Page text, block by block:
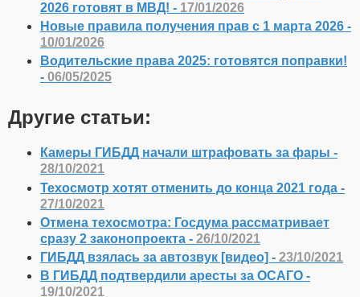
2026 готовят в МВД! - 17/01/2026
Новые правила получения прав с 1 марта 2026 -
10/01/2026
Водительские права 2025: готовятся поправки!
- 06/05/2025
Другие статьи:
Камеры ГИБДД начали штрафовать за фары -
28/10/2021
Техосмотр хотят отменить до конца 2021 года -
27/10/2021
Отмена техосмотра: Госдума рассматривает
сразу 2 законопроекта - 26/10/2021
ГИБДД взялась за автозвук [видео] - 23/10/2021
В ГИБДД подтвердили аресты за ОСАГО -
19/10/2021